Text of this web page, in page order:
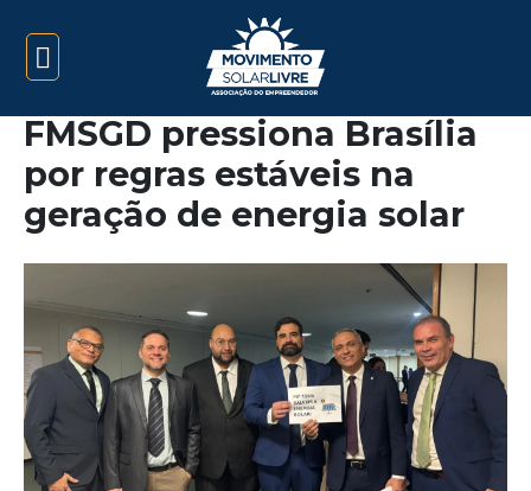
FMSGD pressiona Brasília
por regras estáveis na
geração de energia solar